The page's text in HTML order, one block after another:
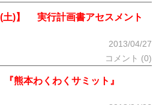
土)】 実行計画書アセスメント
2013/04/27
コメント (0)
熊本わくわくサミット』